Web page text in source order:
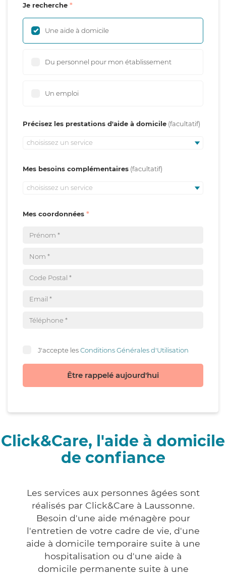
Je recherche
Une aide à domicile
Du personnel pour mon établissement
Un emploi
Précisez les prestations d'aide à domicile
choisissez un service
Mes besoins complémentaires
choisissez un service
Mes coordonnées
J'accepte lesConditions Générales d'Utilisation
Être rappelé aujourd'hui
Click&Care, l'aide à domicile
de confiance
Les services aux personnes âgées sont
réalisés par Click&Care à Laussonne.
Besoin d'une aide ménagère pour
l'entretien de votre cadre de vie, d'une
aide à domicile temporaire suite à une
hospitalisation ou d'une aide à
domicile permanente suite à une